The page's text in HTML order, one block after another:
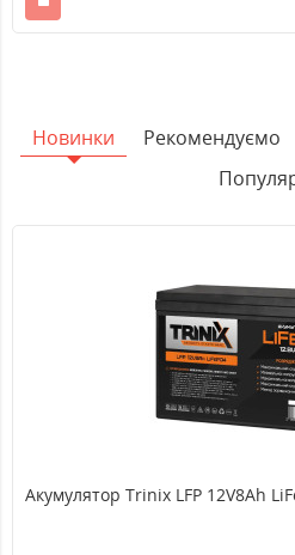
Новинки Рекомендуємо
Акумулятор Trinix LFP 12V8Ah